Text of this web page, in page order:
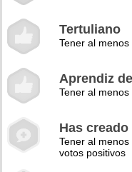
Tertuliano
Tener al
Aprendiz
Tener al
Has
Tener al
votos positivos